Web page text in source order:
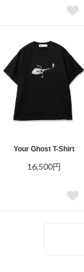
Your Ghost T-Shirt
16,500円